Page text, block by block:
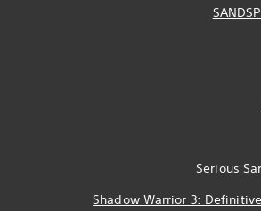
Serious
Shadow Warrior 3: